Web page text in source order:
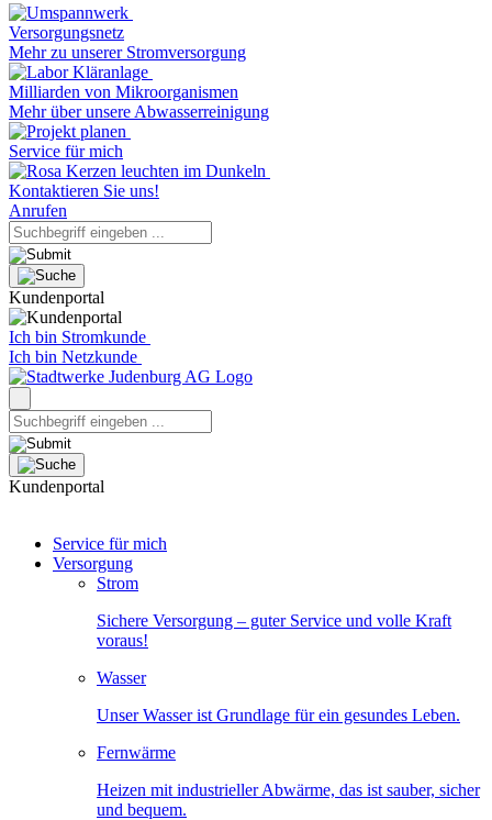
Versorgungsnetz
Mehr zu unserer Stromversorgung
Milliarden von Mikroorganismen
Mehr über unsere Abwasserreinigung
Service für mich
Kontaktieren Sie uns!
Anrufen
Kundenportal
Ich bin Stromkunde
Ich bin Netzkunde
Kundenportal
Service für mich
Versorgung
Strom
Sichere Versorgung – guter Service und volle Kraft
voraus!
Wasser
Unser Wasser ist Grundlage für ein gesundes Leben.
Fernwärme
Heizen mit industrieller Abwärme, das ist sauber, sicher
und bequem.